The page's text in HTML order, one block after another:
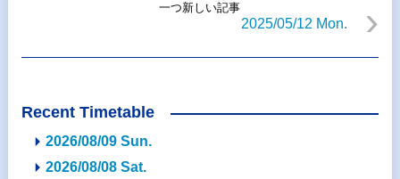
一つ新しい記事
2025/05/12 Mon.
Recent Timetable
2026/08/09 Sun.
2026/08/08 Sat.